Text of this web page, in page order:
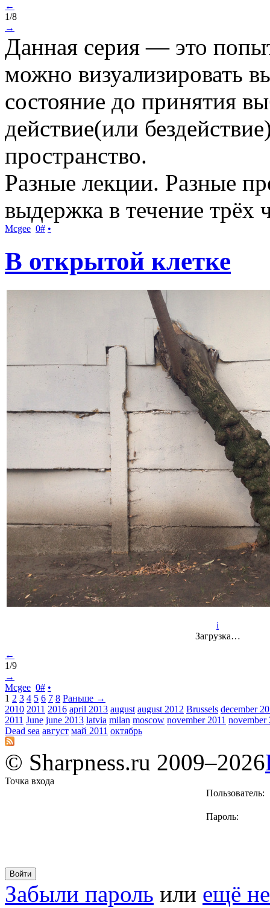
←
1/8
→
Данная серия — это
можно визуализировать
состояние до принятия
действие(или
пространство.
Разные лекции. Разные
выдержка в течение трёх
Mcgee 0# •
В открытой клетке
i
Загрузка…
←
1/9
→
Mcgee 0# •
1 2 3 4 5 6 7 8 Раньше →
2010 2011 2016 april 2013 august august 2012 Brussels december
2011 June june 2013 latvia milan moscow november 2011 november
Dead sea август май 2011 октябрь
© Sharpness.ru 2009–2026
Точка входа
Пользователь:
Пароль:
Забыли пароль или ещё